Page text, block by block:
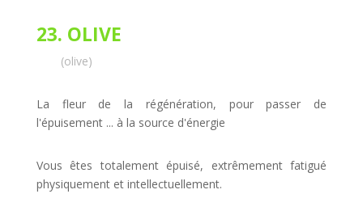
23. OLIVE
(olive)
La fleur de la régénération, pour passer de
l'épuisement ... à la source d'énergie
Vous êtes totalement épuisé, extrêmement fatigué
physiquement et intellectuellement.